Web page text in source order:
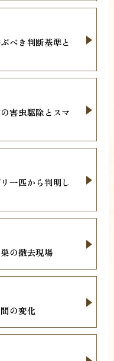
べき判断基準と
害虫駆除とスマ
一匹から判明し
の撤去現場
の変化